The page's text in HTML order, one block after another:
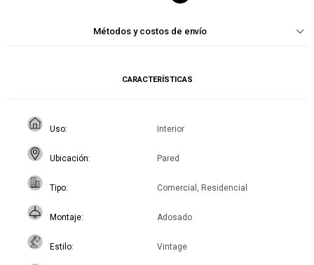
Métodos y costos de envío
CARACTERÍSTICAS
Uso Interior
Ubicación Pared
Tipo Comercial, Residencial
Montaje Adosado
Estilo Vintage